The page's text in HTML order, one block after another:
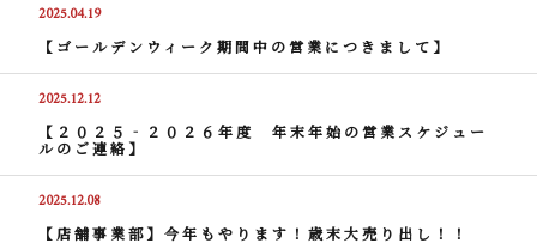
2025.04.19
【ゴールデンウィーク期間中の営業につきまして】
2025.12.12
【２０２５‐２０２６年度 年末年始の営業スケジュー
ルのご連絡】
2025.12.08
【店舗事業部】今年もやります！歳末大売り出し！！